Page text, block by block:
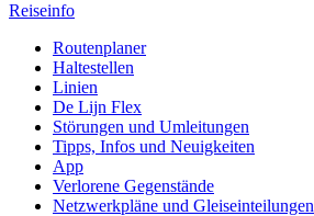
Reiseinfo
Routenplaner
Haltestellen
Linien
De Lijn Flex
Störungen und Umleitungen
Tipps, Infos und Neuigkeiten
App
Verlorene Gegenstände
Netzwerkpläne und Gleiseinteilungen